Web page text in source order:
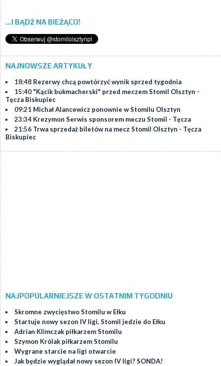
...I BĄDŹ NA BIEŻĄCO!
NAJNOWSZE ARTYKUŁY
18:48 Rezerwy chcą powtórzyć wynik sprzed tygodnia
15:40 "Kącik bukmacherski" przed meczem Stomil Olsztyn -
Tęcza Biskupiec
09:21 Michał Alancewicz ponownie w Stomilu Olsztyn
23:34 Krezymon Serwis sponsorem meczu Stomil - Tęcza
21:56 Trwa sprzedaż biletów na mecz Stomil Olsztyn - Tęcza
Biskupiec
NAJPOPULARNIEJSZE W OSTATNIM TYGODNIU
Skromne zwycięstwo Stomilu w Ełku
Startuje nowy sezon IV ligi. Stomil jedzie do Ełku
Adrian Klimczak piłkarzem Stomilu
Szymon Królak piłkarzem Stomilu
Wygrane starcie na ligi otwarcie
Jak będzie wyglądał nowy sezon IV ligi? SONDA!